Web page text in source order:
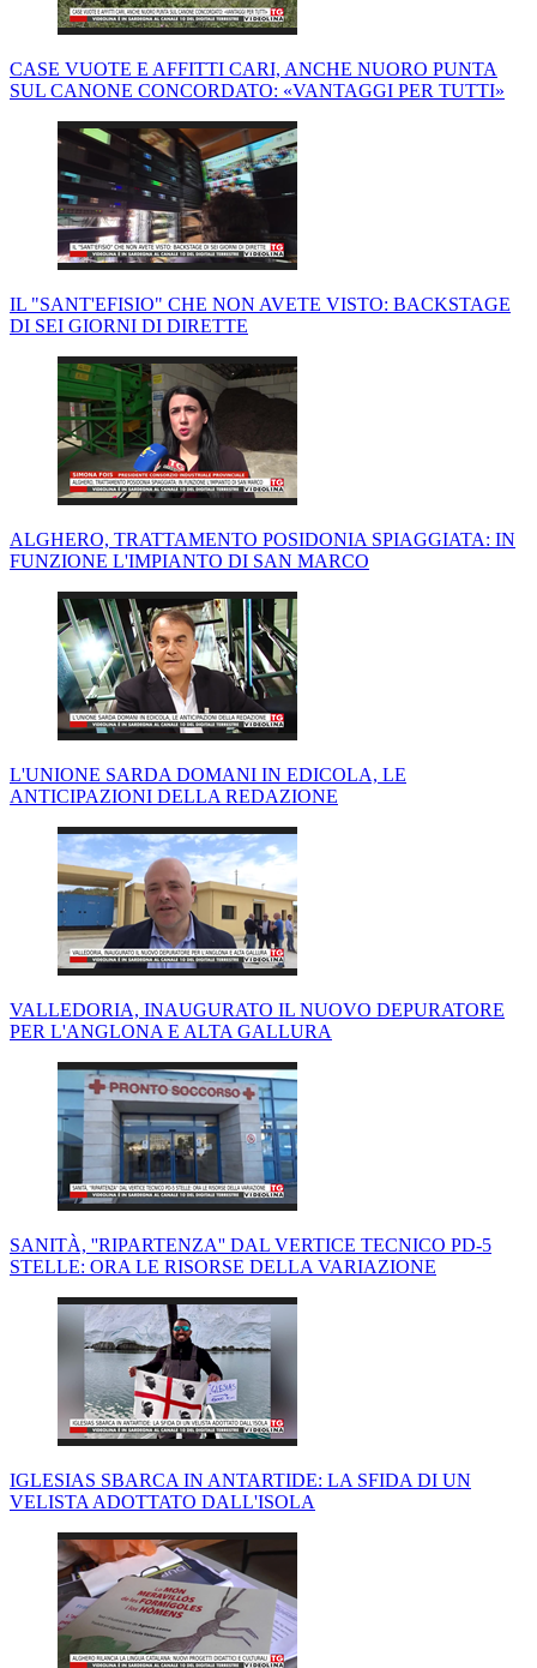
CASE VUOTE E AFFITTI CARI, ANCHE NUORO PUNTA
SUL CANONE CONCORDATO: «VANTAGGI PER TUTTI»
IL "SANT'EFISIO" CHE NON AVETE VISTO: BACKSTAGE
DI SEI GIORNI DI DIRETTE
ALGHERO, TRATTAMENTO POSIDONIA SPIAGGIATA: IN
FUNZIONE L'IMPIANTO DI SAN MARCO
L'UNIONE SARDA DOMANI IN EDICOLA, LE
ANTICIPAZIONI DELLA REDAZIONE
VALLEDORIA, INAUGURATO IL NUOVO DEPURATORE
PER L'ANGLONA E ALTA GALLURA
SANITÀ, ''RIPARTENZA'' DAL VERTICE TECNICO PD-5
STELLE: ORA LE RISORSE DELLA VARIAZIONE
IGLESIAS SBARCA IN ANTARTIDE: LA SFIDA DI UN
VELISTA ADOTTATO DALL'ISOLA